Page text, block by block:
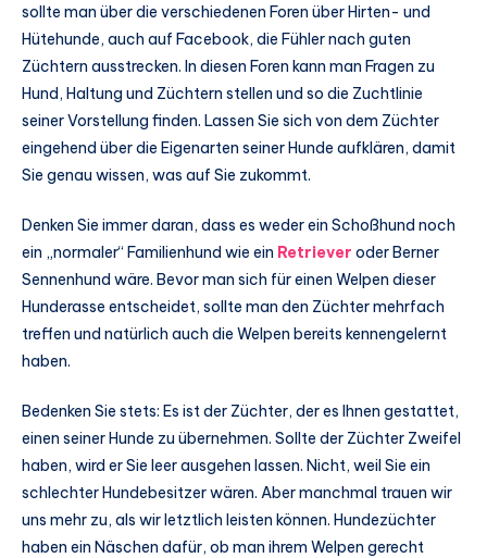
sollte man über die verschiedenen Foren über Hirten- und
Hütehunde, auch auf Facebook, die Fühler nach guten
Züchtern ausstrecken. In diesen Foren kann man Fragen zu
Hund, Haltung und Züchtern stellen und so die Zuchtlinie
seiner Vorstellung finden. Lassen Sie sich von dem Züchter
eingehend über die Eigenarten seiner Hunde aufklären, damit
Sie genau wissen, was auf Sie zukommt.
Denken Sie immer daran, dass es weder ein Schoßhund noch
ein „normaler“ Familienhund wie ein Retriever oder Berner
Sennenhund wäre. Bevor man sich für einen Welpen dieser
Hunderasse entscheidet, sollte man den Züchter mehrfach
treffen und natürlich auch die Welpen bereits kennengelernt
haben.
Bedenken Sie stets: Es ist der Züchter, der es Ihnen gestattet,
einen seiner Hunde zu übernehmen. Sollte der Züchter Zweifel
haben, wird er Sie leer ausgehen lassen. Nicht, weil Sie ein
schlechter Hundebesitzer wären. Aber manchmal trauen wir
uns mehr zu, als wir letztlich leisten können. Hundezüchter
haben ein Näschen dafür, ob man ihrem Welpen gerecht